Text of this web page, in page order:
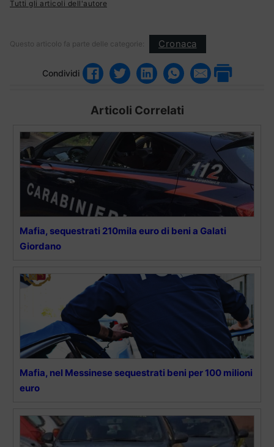
Tutti gli articoli dell'autore
Questo articolo fa parte delle categorie: Cronaca
Condividi
Articoli Correlati
Mafia, sequestrati 210mila euro di beni a Galati
Giordano
Mafia, nel Messinese sequestrati beni per 100 milioni
euro